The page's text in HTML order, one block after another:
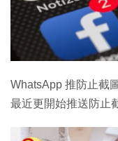
WhatsApp 推防止截
最近更開始推送防止